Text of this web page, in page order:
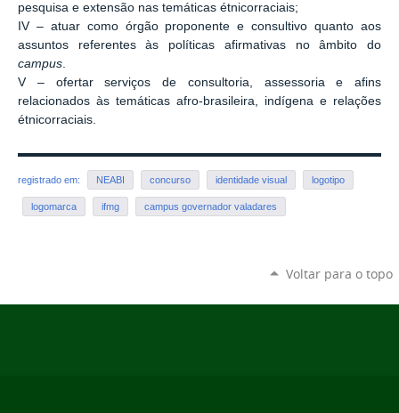
pesquisa e extensão nas temáticas étnicorraciais;
IV – atuar como órgão proponente e consultivo quanto aos
assuntos referentes às políticas afirmativas no âmbito do
campus.
V – ofertar serviços de consultoria, assessoria e afins
relacionados às temáticas afro-brasileira, indígena e relações
étnicorraciais.
registrado em: NEABI concurso identidade visual logotipo
logomarca ifmg campus governador valadares
Voltar para o topo